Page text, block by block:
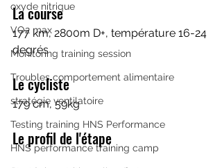
oxyde nitrique
VO2 max
Monitoring training session
Troubles comportement alimentaire
stratégie ventilatoire
Testing training HNS Performance
HNS performance training camp
La course
177 km, 2800m D+, température 16-24
degrés
Le cycliste
179 cm, 59kg
Le profil de l'étape